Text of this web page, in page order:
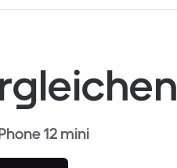
12 mini